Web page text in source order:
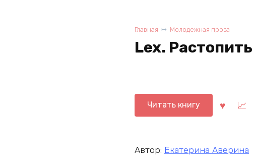
Главная Молодежная проза
Lex.
Читать книгу
Автор: Екатерина Аверина